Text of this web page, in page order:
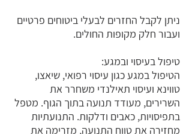
ניתן לקבל החזרים לבעלי ביטוחים פרטיים
ועבור חלק מקופות החולים.
טיפול בעיסוי ובמגע:
הטיפול במגע כגון עיסוי רפואי, שיאצו,
טווינא ועיסוי תאילנדי משחרר את
השרירים, מעודד תנועה בתוך הגוף. מטפל
בתפיסויות, כאבים ודלקות. התנועתיות
מחזירה את טווח התנועה, מזרימה את